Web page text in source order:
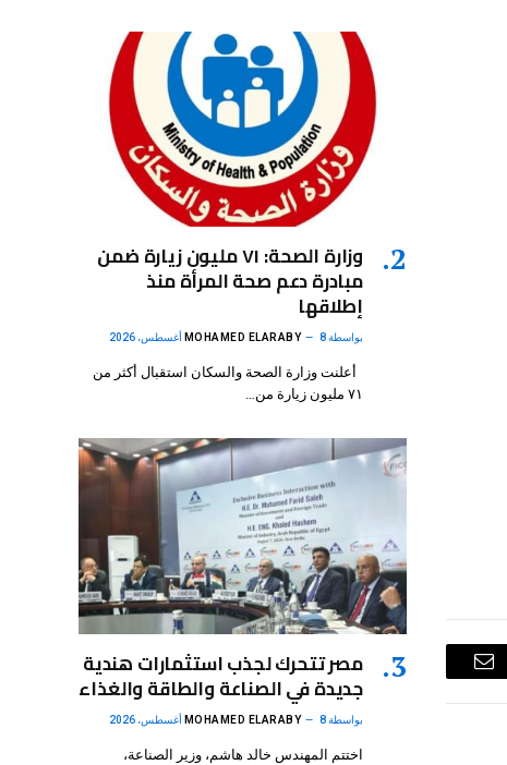
البريد
وزارة الصحة: ٧١ مليون زيارة ضمن
مبادرة دعم صحة المرأة منذ
إطلاقها
بواسطة MOHAMED ELARABY 8 أغسطس، 2026
أعلنت وزارة الصحة والسكان استقبال أكثر من
٧١ مليون زيارة من…
مصر تتحرك لجذب استثمارات هندية
جديدة في الصناعة والطاقة والغذاء
بواسطة MOHAMED ELARABY 8 أغسطس، 2026
اختتم المهندس خالد هاشم، وزير الصناعة،